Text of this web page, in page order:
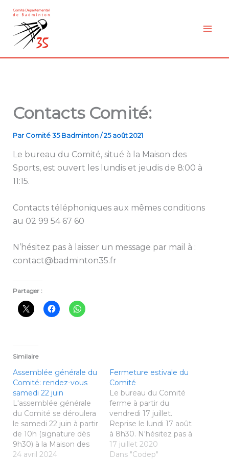
contenu
Contacts Comité:
Par Comité 35 Badminton/25 août 2021
Le bureau du Comité, situé à la Maison des
Sports, est ouvert les lundis et jeudis de 8:00 à
11:15.
Contacts téléphoniques aux mêmes conditions
au 02 99 54 67 60
N’hésitez pas à laisser un message par mail à :
contact@badminton35.fr
Partager :
Similaire
Assemblée générale du
Comité: rendez-vous
samedi 22 juin
L'assemblée générale
du Comité se déroulera
le samedi 22 juin à partir
de 10h (signature dès
9h30) à la Maison des
sports de Rennes. Les
24 avril 2024
Fermeture estivale du
Comité
Le bureau du Comité
ferme à partir du
vendredi 17 juillet.
Reprise le lundi 17 août
à 8h30. N'hésitez pas à
nous envoyer un
message sur
17 juillet 2020
Dans "Codep"